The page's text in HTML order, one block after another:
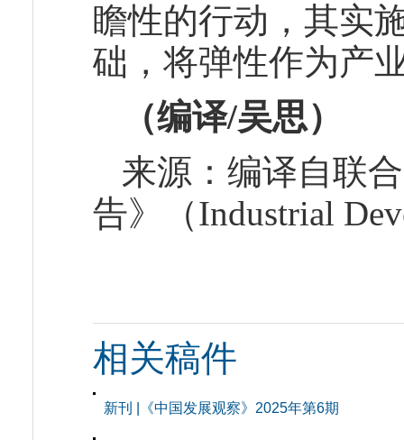
瞻性的行动，其实
础，将弹性作为产
（编译/吴思）
来源：编译自联
告》（Industrial
相关稿件
新刊 |《中国发展观察》2025年第6期